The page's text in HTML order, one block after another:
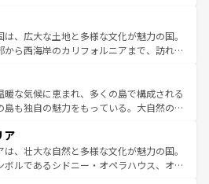
てほしい。
ま残る町や、スイスならではのユニークな
アルプス観光だけでなく町歩きも満喫する
国民の所得が高いため物価も高いが、旅行
観光を楽しむこともできる。 なお、新
はコンテンツ一覧 を参照してほしい。
は、広大な土地と多様な文化が魅力の国。
から西海岸のカリフォルニアまで、訪れる
は、観光、ショッピング、エンターテイ
った刺激的なスポットだ。一方、アメリカ
が広がり、グランドキャニオンやイエロー
ンズでは、音楽と美食が融合した独特の
行者はアメリカの各地域で異なる魅力を楽
の多様性と豊かな歴史を感じることができ
暖な気候に恵まれ、多くの島で構成される
島も独自の魅力をもっている。大自然の神
い。また、定番の観光地といえばオアフ
自然を求めるならマウイ島やカウアイ島が
ラルドグリーンに輝く海をはじめ、豊かな
ア
は、壮大な自然と多様な文化が魅力の国。
ボルであるシドニー・オペラハウス、オー